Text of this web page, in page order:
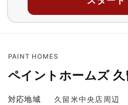
PAINT HOMES
ペイントホームズ
対応地域
久留米中央店周辺